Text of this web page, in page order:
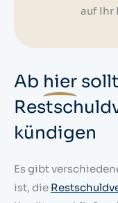
auf Ihr
Ab hier
kündigen
Es gibt
ist, die